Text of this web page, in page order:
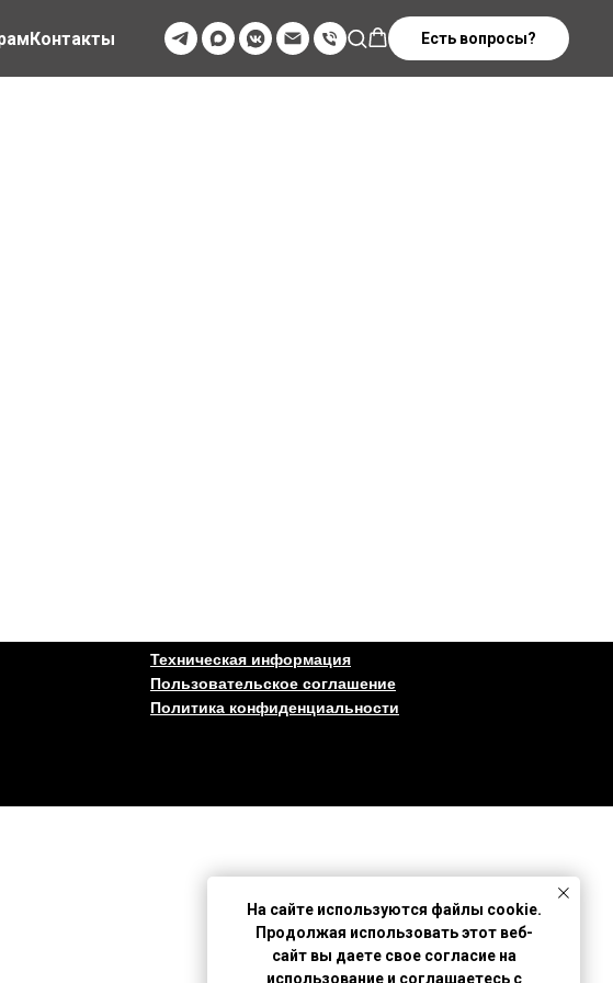
Контакты Есть вопросы?
На сайте используются файлы cookie.
Продолжая использовать этот веб-
сайт вы даете свое согласие на
использование и соглашаетесь с
Политика конфиденциальности
Пользовательское соглашение
Техническая информация